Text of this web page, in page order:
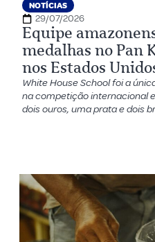
NOTÍCIAS
29/07/2026
Equipe
medalhas no Pan
nos Estados
White House School foi a
na competição internacional
dois ouros, uma prata e dois